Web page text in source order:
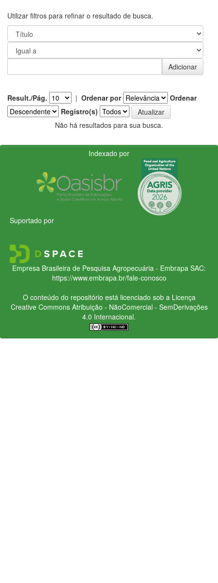
Utilizar filtros para refinar o resultado de busca.
Result./Pág. | Ordenar por
Ordenar
Registro(s)
Não há resultados para sua busca.
Indexado por
Suportado por
Empresa Brasileira de Pesquisa Agropecuária - Embrapa SAC:
https://www.embrapa.br/fale-conosco
O conteúdo do repositório está licenciado sob a Licença
Creative CommonsAtribuição - NãoComercial - SemDerivações
4.0 Internacional.